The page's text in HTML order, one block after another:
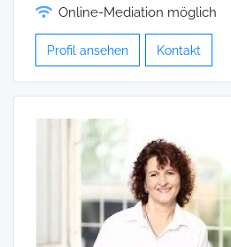
Online-Mediation möglich
Profil ansehen Kontakt